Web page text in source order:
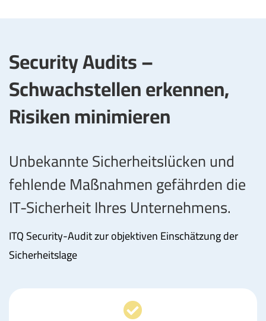
Security Audits –
Schwachstellen erkennen,
Risiken minimieren
Unbekannte Sicherheitslücken und
fehlende Maßnahmen gefährden die
IT-Sicherheit Ihres Unternehmens.
ITQ Security-Audit zur objektiven Einschätzung der
Sicherheitslage